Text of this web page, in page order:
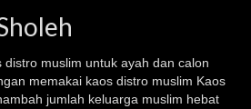
distro muslim untuk ayah dan calon
memakai kaos distro muslim Kaos
jumlah keluarga muslim hebat